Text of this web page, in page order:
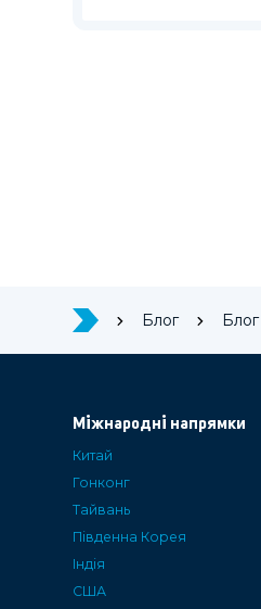
Блог Блог
Міжнародні напрямки
Китай
Гонконг
Тайвань
Пiвденна Корея
Iндiя
США